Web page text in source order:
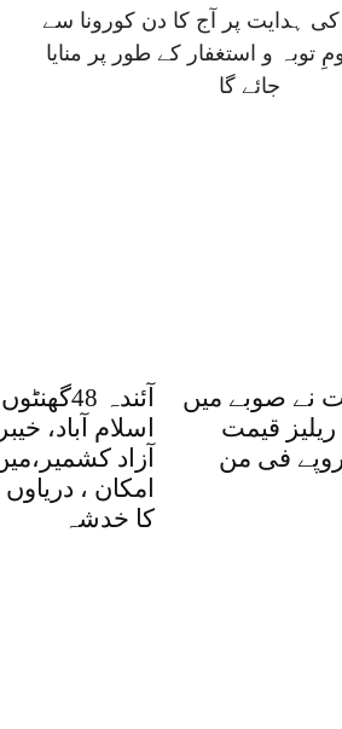
ہدایت پر آج کا دن کورونا سے
توبہ و استغفار کے طور پر منایا
جائے گا
آئندہ
اسلام آباد،
آزاد
امکان ،
کا خدشہ
نے صوبے میں
قیمت
3ہزار 800 روپے فی من